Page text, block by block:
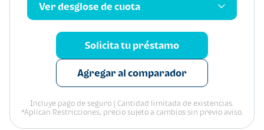
Ver desglose de cuota
Solicita tu préstamo
Agregar al comparador
Incluye pago de seguro | Cantidad limitada de existencias.
*Aplican Restricciones, precio sujeto a cambios sin previo aviso.